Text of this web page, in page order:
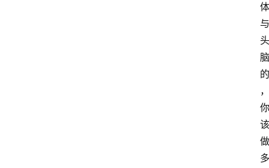
体
与
头
脑
的
，
你
该
做
多